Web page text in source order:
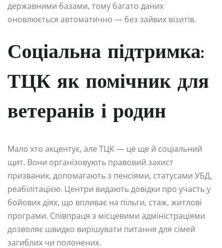
державними базами, тому багато даних
оновлюється автоматично — без зайвих візитів.
Соціальна підтримка:
ТЦК як помічник для
ветеранів і родин
Мало хто акцентує, але ТЦК — це ще й соціальний
щит. Вони організовують правовий захист
призваних, допомагають з пенсіями, статусами УБД,
реабілітацією. Центри видають довідки про участь у
бойових діях, що впливає на пільги, стаж, житлові
програми. Співпраця з місцевими адміністраціями
дозволяє швидко вирішувати питання для сімей
загиблих чи полонених.